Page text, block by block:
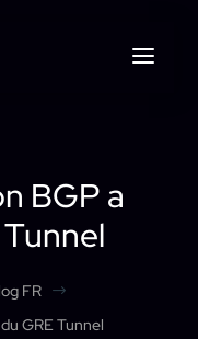
BGP a
Tunnel
FR $
GRE Tunnel